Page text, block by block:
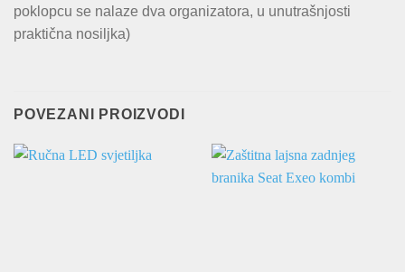
poklopcu se nalaze dva organizatora, u unutrašnjosti
praktična nosiljka)
POVEZANI PROIZVODI